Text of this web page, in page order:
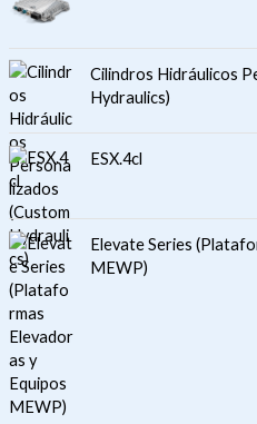
Cilindros Hidráulicos
Hydraulics)
ESX.4cl
Elevate Series
MEWP)